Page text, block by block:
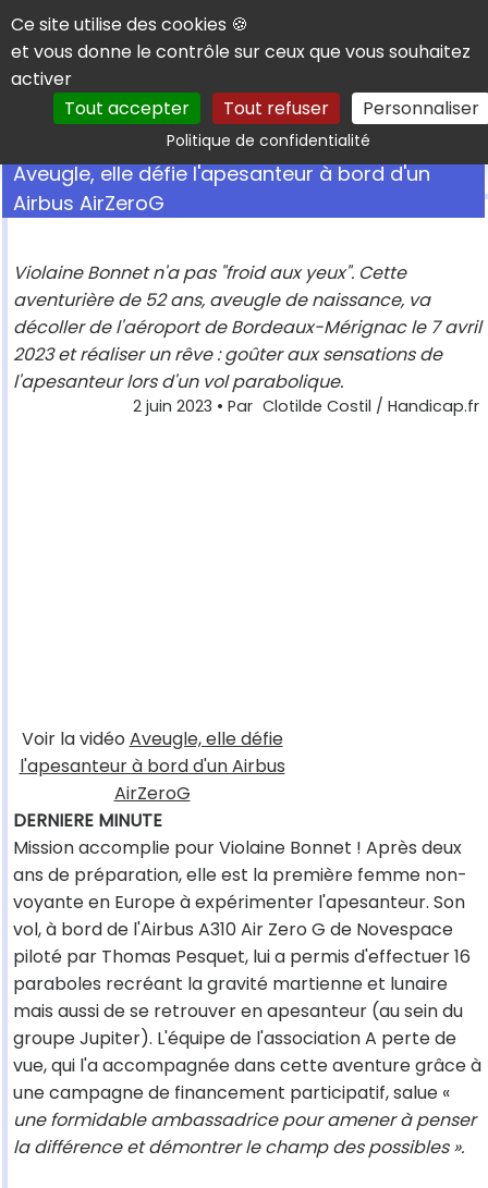
Panneau de gestion des cookies
Ce site utilise des cookies 🍪
et vous donne le contrôle sur ceux que vous souhaitez
activer
Tout accepter
Tout refuser Personnaliser
Politique de confidentialitéRechercher
Aveugle, elle défie l'apesanteur à bord d'un
Airbus AirZeroG
Violaine Bonnet n'a pas "froid aux yeux". Cette
aventurière de 52 ans, aveugle de naissance, va
décoller de l'aéroport de Bordeaux-Mérignac le 7 avril
2023 et réaliser un rêve : goûter aux sensations de
l'apesanteur lors d'un vol parabolique.
2 juin 2023 • Par Clotilde Costil / Handicap.fr
Voir la vidéo Aveugle, elle défie
l'apesanteur à bord d'un Airbus
AirZeroG
DERNIERE MINUTE
Mission accomplie pour Violaine Bonnet ! Après deux
ans de préparation, elle est la première femme non-
voyante en Europe à expérimenter l'apesanteur. Son
vol, à bord de l'Airbus A310 Air Zero G de Novespace
piloté par Thomas Pesquet, lui a permis d'effectuer 16
paraboles recréant la gravité martienne et lunaire
mais aussi de se retrouver en apesanteur (au sein du
groupe Jupiter). L'équipe de l'association A perte de
vue, qui l'a accompagnée dans cette aventure grâce à
une campagne de financement participatif, salue «
une formidable ambassadrice pour amener à penser
la différence et démontrer le champ des possibles ».